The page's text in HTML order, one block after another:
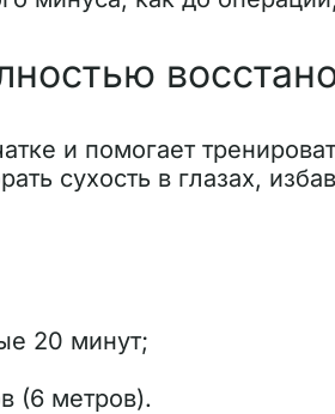
и помогает
сухость в глазах,
20 минут;
(6 метров).